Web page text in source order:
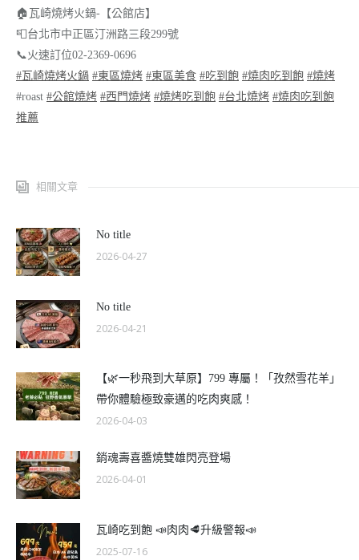
🏠 瓦崎燒烤火鍋-【公館店】
📮 台北市中正區汀洲路三段299號
📞火速訂位02-2369-0696
#瓦崎燒烤火鍋 #東區燒烤 #東區美食 #吃到飽 #燒肉吃到飽 #燒烤
#roast #公館燒烤 #西門燒烤 #燒烤吃到飽 #台北燒烤 #燒肉吃到飽
推薦
相關文章
No title
2026-04-27
No title
2026-04-21
【🌿一秒飛到大草原】799 專屬！「孜然雪花羊」
帶你體驗極致豪邁的吃肉爽感！
2026-04-03
銷魂壽喜醬燒雙雄閃亮登場
2026-04-01
瓦崎吃到飽 📣肉肉🥩升級警報📣
2025-07-16